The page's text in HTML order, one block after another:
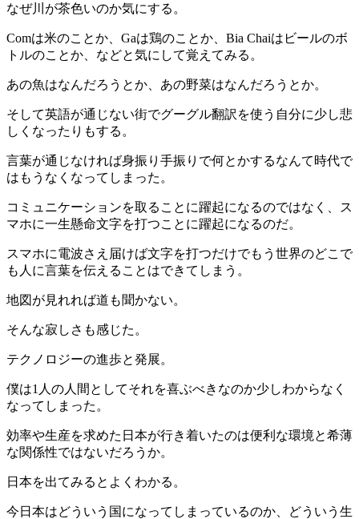
なぜ川が茶色いのか気にする。
Comは米のことか、Gaは鶏のことか、Bia Chaiはビールのボ
トルのことか、などと気にして覚えてみる。
あの魚はなんだろうとか、あの野菜はなんだろうとか。
そして英語が通じない街でグーグル翻訳を使う自分に少し悲
しくなったりもする。
言葉が通じなければ身振り手振りで何とかするなんて時代で
はもうなくなってしまった。
コミュニケーションを取ることに躍起になるのではなく、ス
マホに一生懸命文字を打つことに躍起になるのだ。
スマホに電波さえ届けば文字を打つだけでもう世界のどこで
も人に言葉を伝えることはできてしまう。
地図が見れれば道も聞かない。
そんな寂しさも感じた。
テクノロジーの進歩と発展。
僕は1人の人間としてそれを喜ぶべきなのか少しわからなく
なってしまった。
効率や生産を求めた日本が行き着いたのは便利な環境と希薄
な関係性ではないだろうか。
日本を出てみるとよくわかる。
今日本はどういう国になってしまっているのか、どういう生